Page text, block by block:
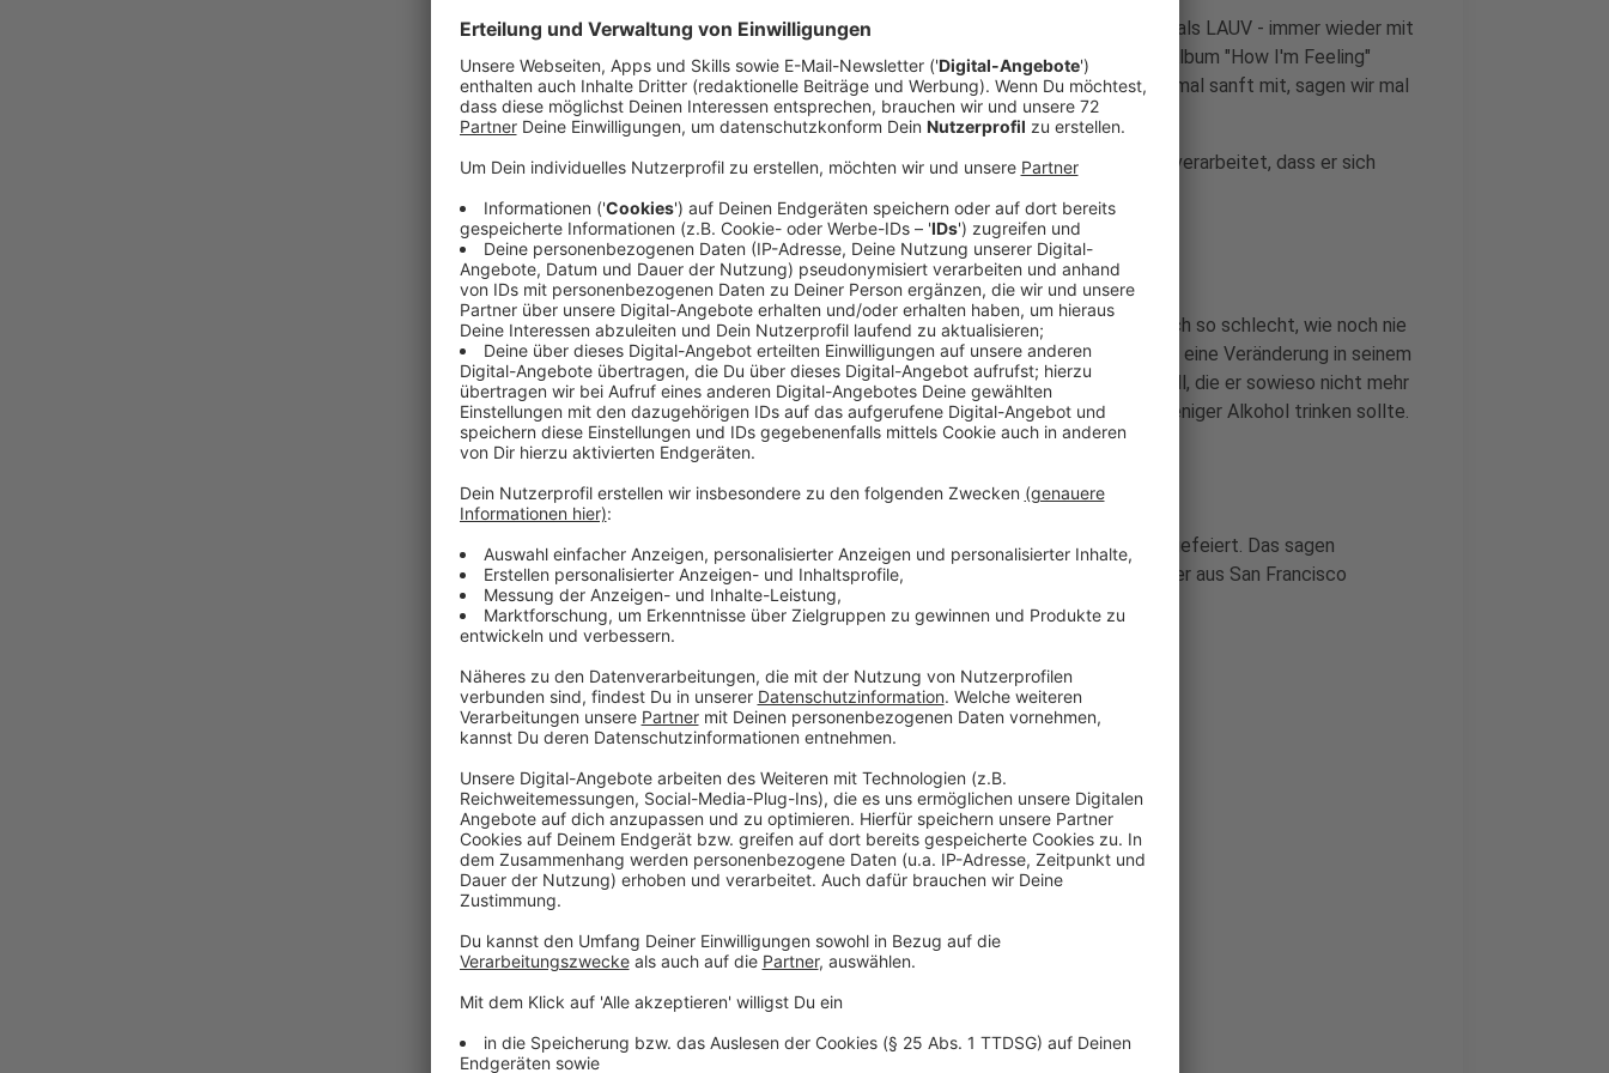
Seit drei Jahren beglückt uns Ari Staprans Leff - besser bekannt als LAUV - immer wieder mit
neuen Hits, die Ohrwurmgarantie haben. Anfang März hat er sein Album "How I'm Feeling"
veröffentlicht - sein erstes Album überhaupt. Anstatt es erst einmal sanft mit, sagen wir mal
zehn Songs, zu beginnen, hat er direkt 21 Tracks draufgepackt.
Der Song "Changes“ bedeutet Lauv mit am meisten, weil er darin verarbeitet, dass er sich
Anzeige
In der Zeit, in der er "Changes" geschrieben hat, ging es ihm nämlich so schlecht, wie noch nie
zuvor. Er braucht, wie es der Name des Songs schon sagt, einfach eine Veränderung in seinem
Leben. Er singt davon, dass er seine Klamotten wegschmeißen will, die er sowieso nicht mehr
mag. Dass er seine Haare verändern und vielleicht ein bisschen weniger Alkohol trinken sollte.
Anzeige
Die Release-Party seines Albums hat Lauv allerdings gebührend gefeiert. Das sagen
zumindest seineSocial-Media-Kanäle
. Den aufstrebenden Künstler aus San Francisco
würdigen wir mit dem Album der Woche.
Das ist die Tracklist
Anzeige
Drugs And The Internet
Fuck, I'm Lonely (featuring Anne-Marie)
Sims
Believed
Billy
Canada (featuring Alessia Cara)